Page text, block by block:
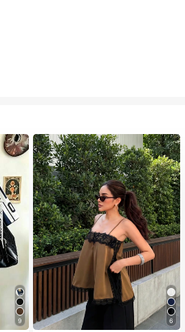
9 6
#1 ขายดี
ใน สีกากี เสื้อสตรี เสื้อเบลาส์ & Tee